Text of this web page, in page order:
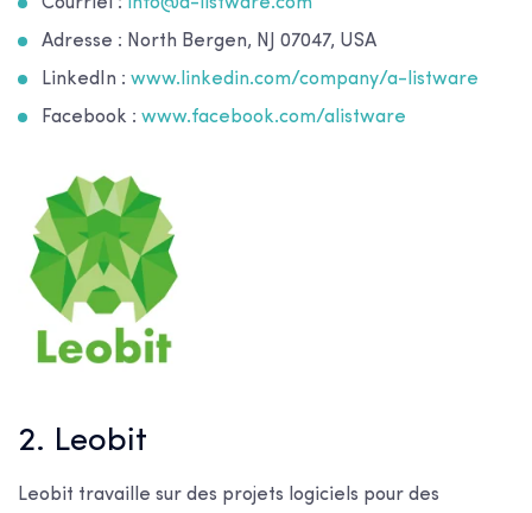
Courriel : info@a-listware.com
Adresse : North Bergen, NJ 07047, USA
LinkedIn : www.linkedin.com/company/a-listware
Facebook : www.facebook.com/alistware
2. Leobit
Leobit travaille sur des projets logiciels pour des